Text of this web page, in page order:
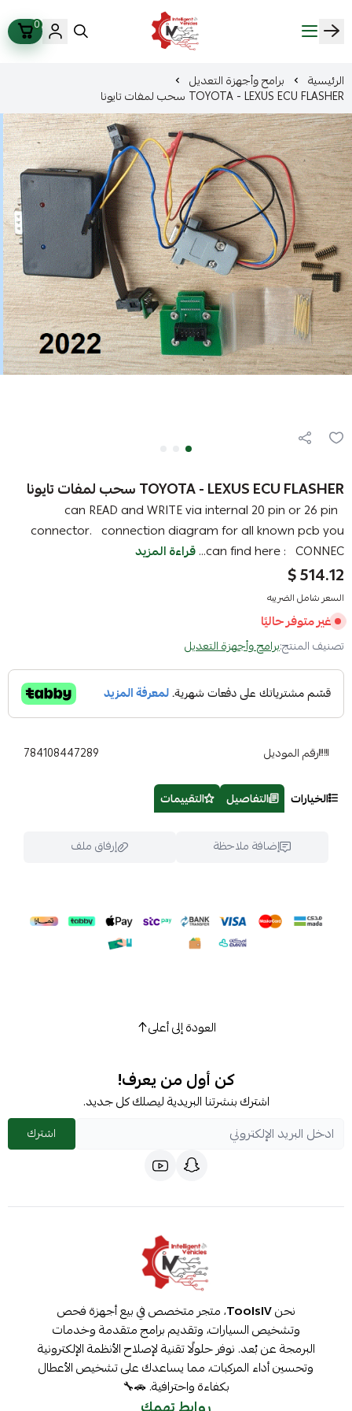
ذكاء المركبات Intelligent Vehicles
0
الرئيسية برامح وأجهزة التعديل
TOYOTA - LEXUS ECU FLASHER سحب لمفات تايونا
TOYOTA - LEXUS ECU FLASHER سحب لمفات تايونا
can READ and WRITE via internal 20 pin or 26 pin
connector. connection diagram for all known pcb you
can find here : CONNEC... قراءة المزيد
514.12 $
السعر شامل الضريبه
غير متوفر حاليًا
تصنيف المنتج:برامح وأجهزة التعديل
رقم الموديل 784108447289
الخيارات التفاصيل التقييمات
إضافة ملاحظة إرفاق ملف
اسحب و افلت الملف هنا
استعراض
العودة إلى أعلى
كن أول من يعرف!
اشترك بنشرتنا البريدية ليصلك كل جديد.
اشترك
نحنToolsIV، متجر متخصص في بيع أجهزة فحص
وتشخيص السيارات، وتقديم برامج متقدمة وخدمات
البرمجة عن بُعد. نوفر حلولًا تقنية لإصلاح الأنظمة الإلكترونية
وتحسين أداء المركبات، مما يساعدك على تشخيص الأعطال
بكفاءة واحترافية. 🚗🔧